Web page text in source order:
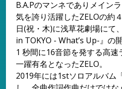
B.A.Pのマンネでありメイン
気を誇り活躍したZELOの約
日(祝・木)に浅草花劇場にて
in TOKYO - What’s Up-』の
1 秒間に16音節を発する高
一躍有名となったZELO。
2019年には1stソロアルバム